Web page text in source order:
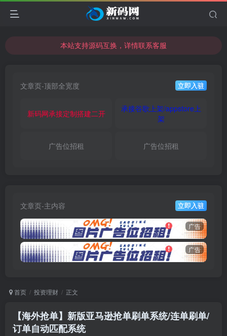
本站支持源码互换，详情联系客服
本站支持源码互换，详情联系客服
文章页-顶部全宽度 立即入驻
新码网承接定制搭建二开
承接谷歌上架/appstore上
架
广告位招租 广告位招租
文章页-主内容 立即入驻
广告
广告
首页 投资理财 正文
【海外抢单】新版亚马逊抢单刷单系统/连单刷单/
订单自动匹配系统